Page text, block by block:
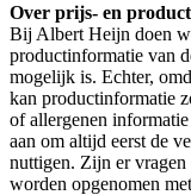
Over prijs- en
Bij Albert Heijn doen
productinformatie van
mogelijk is. Echter,
kan productinformatie
of allergenen
aan om altijd eerst de
nuttigen. Zijn er
worden opgenomen